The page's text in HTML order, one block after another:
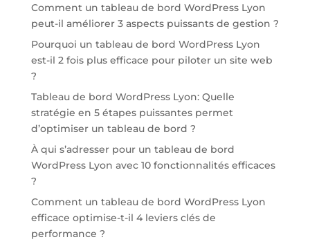
Comment un tableau de bord WordPress Lyon
peut-il améliorer 3 aspects puissants de gestion ?
Pourquoi un tableau de bord WordPress Lyon
est-il 2 fois plus efficace pour piloter un site web
?
Tableau de bord WordPress Lyon: Quelle
stratégie en 5 étapes puissantes permet
d’optimiser un tableau de bord ?
À qui s’adresser pour un tableau de bord
WordPress Lyon avec 10 fonctionnalités efficaces
?
Comment un tableau de bord WordPress Lyon
efficace optimise-t-il 4 leviers clés de
performance ?